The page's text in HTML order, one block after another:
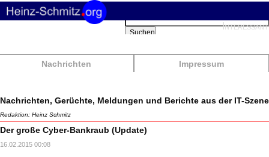
Nachrichten Impressum
Suchbegriffe
Suchen
Nachrichten, Gerüchte, Meldungen und Berichte aus der IT-Szene
Redaktion: Heinz Schmitz
Der große Cyber-Bankraub (Update)
16.02.2015 00:08